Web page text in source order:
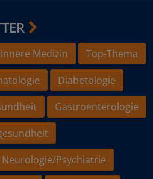
Medizin
Top-Thema
Diabetologie
Gastroenterologie
Neurologie/Psychiatrie